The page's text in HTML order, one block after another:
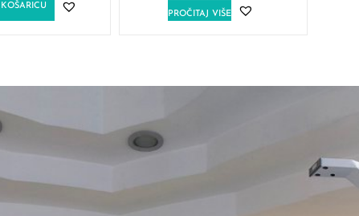
PROČITAJ VIŠE